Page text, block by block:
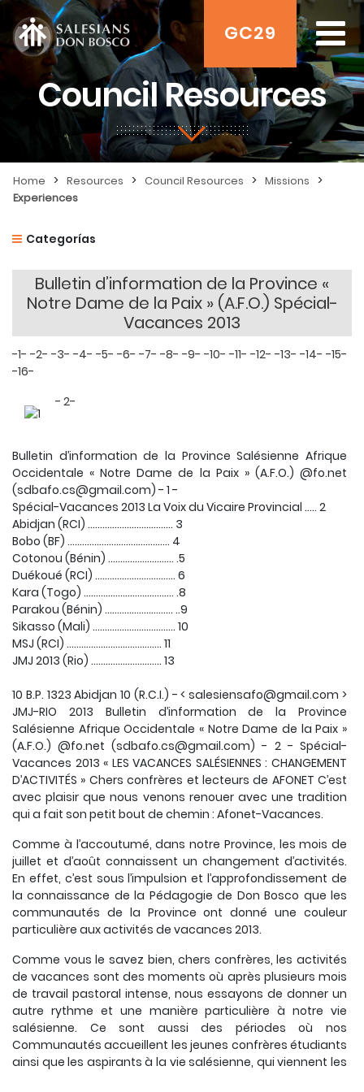
GC29
Council Resources
Home > Resources > Council Resources > Missions >
Experiences
Categorías
Bulletin d’information de la Province «
Notre Dame de la Paix » (A.F.O.) Spécial-
Vacances 2013
-1- -2- -3- -4- -5- -6- -7- -8- -9- -10- -11- -12- -13- -14- -15-
-16-
- 2-
Bulletin d’information de la Province Salésienne Afrique
Occidentale « Notre Dame de la Paix » (A.F.O.) @fo.net
(sdbafo.cs@gmail.com) - 1 -
Spécial-Vacances 2013 La Voix du Vicaire Provincial ….. 2
Abidjan (RCI) ……………….……………. 3
Bobo (BF) …………………….…….………. 4
Cotonou (Bénin) ……………………... .5
Duékoué (RCI) …………………..….…... 6
Kara (Togo) …………………..……...….. .8
Parakou (Bénin) …………………...…. ..9
Sikasso (Mali) …………………….…...… 10
MSJ (RCI) …………………………….….. 11
JMJ 2013 (Rio) ……………………….. 13
10 B.P. 1323 Abidjan 10 (R.C.I.) - < salesiensafo@gmail.com >
JMJ-RIO 2013 Bulletin d’information de la Province
Salésienne Afrique Occidentale « Notre Dame de la Paix »
(A.F.O.) @fo.net (sdbafo.cs@gmail.com) - 2 - Spécial-
Vacances 2013 « LES VACANCES SALÉSIENNES : CHANGEMENT
D’ACTIVITÉS » Chers confrères et lecteurs de AFONET C’est
avec plaisir que nous venons renouer avec une tradition
qui a fait son petit bout de chemin : Afonet-Vacances.
Comme à l’accoutumé, dans notre Province, les mois de
juillet et d’août connaissent un changement d’activités.
En effet, c’est sous l’impulsion et l’approfondissement de
la connaissance de la Pédagogie de Don Bosco que les
communautés de la Province ont donné une couleur
particulière aux activités de vacances 2013.
Comme vous le savez bien, chers confrères, les activités
de vacances sont des moments où après plusieurs mois
de travail pastoral intense, nous essayons de donner un
autre rythme et une manière particulière à notre vie
salésienne. Ce sont aussi des périodes où nos
Communautés accueillent les jeunes confrères étudiants
ainsi que les aspirants à la vie salésienne, qui viennent les